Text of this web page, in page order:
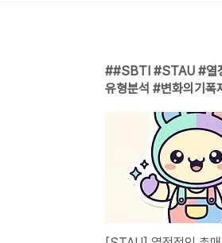
#SBTI #STAU #열
유형분석 #변화의기폭